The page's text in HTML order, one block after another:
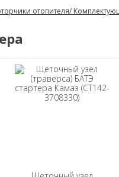
отопителя/